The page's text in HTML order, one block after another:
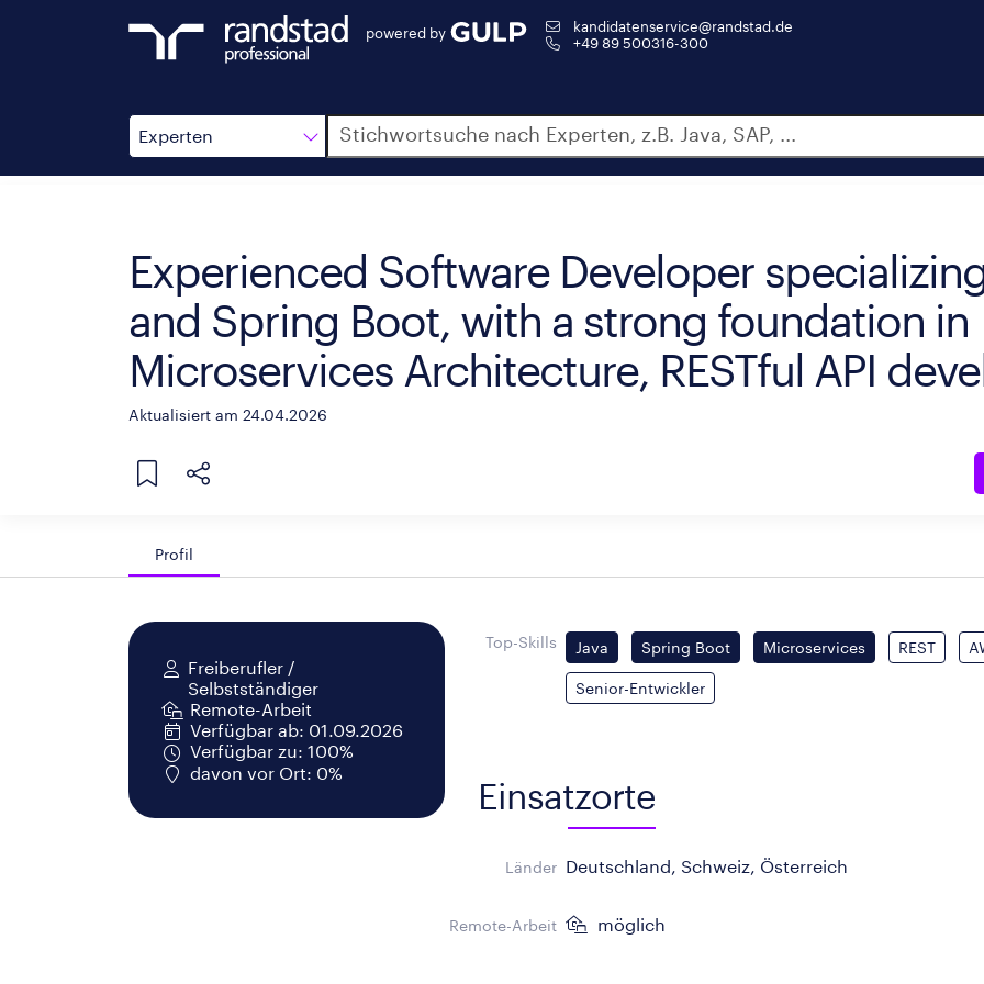
powered by
kandidatenservice@randstad.de
+49 89 500316-300
Experten
Suche
Experienced Software Developer
and Spring Boot, with a strong foundation in
Microservices Architecture, RESTful API
Aktualisiert am 24.04.2026
Profil
Freiberufler /
Selbstständiger
Remote-Arbeit
Verfügbar ab: 01.09.2026
Verfügbar zu: 100%
davon vor Ort: 0%
Top-Skills Java Spring Boot Microservices REST
Senior-Entwickler
Einsatzorte
Länder Deutschland, Schweiz, Österreich
Remote-Arbeit möglich